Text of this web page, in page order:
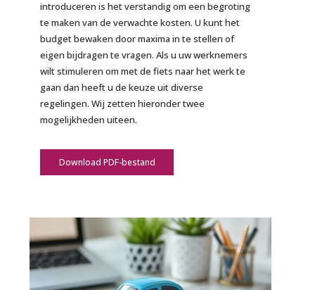
introduceren is het verstandig om een begroting
te maken van de verwachte kosten. U kunt het
budget bewaken door maxima in te stellen of
eigen bijdragen te vragen. ​​​​​​​Als u uw werknemers
wilt stimuleren om met de fiets naar het werk te
gaan dan heeft u de keuze uit diverse
regelingen. Wij zetten hieronder twee
mogelijkheden uiteen.
Download PDF-bestand